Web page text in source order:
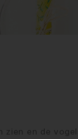
zien en de